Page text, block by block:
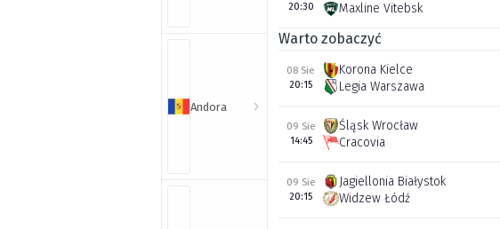
Andora
20:30
Maxline Vitebsk
Warto zobaczyć
08 Sie
20:15
Korona Kielce
Legia Warszawa
09 Sie
14:45
Śląsk Wrocław
Cracovia
09 Sie
20:15
Jagiellonia Białystok
Widzew Łódź